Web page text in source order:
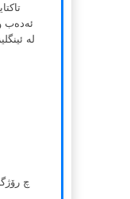
ئەدەب
لە
چ